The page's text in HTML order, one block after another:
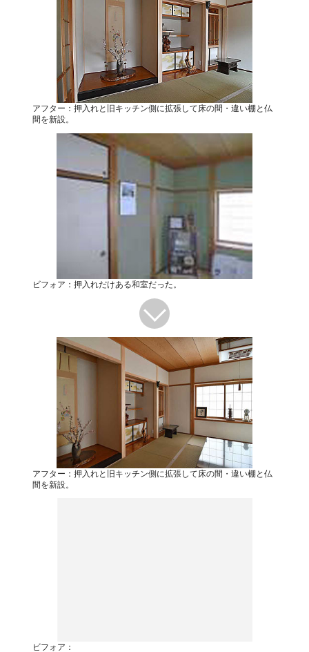
アフター：押入れと旧キッチン側に拡張して床の間・違い棚と仏
間を新設。
ビフォア：押入れだけある和室だった。
アフター：押入れと旧キッチン側に拡張して床の間・違い棚と仏
間を新設。
ビフォア：